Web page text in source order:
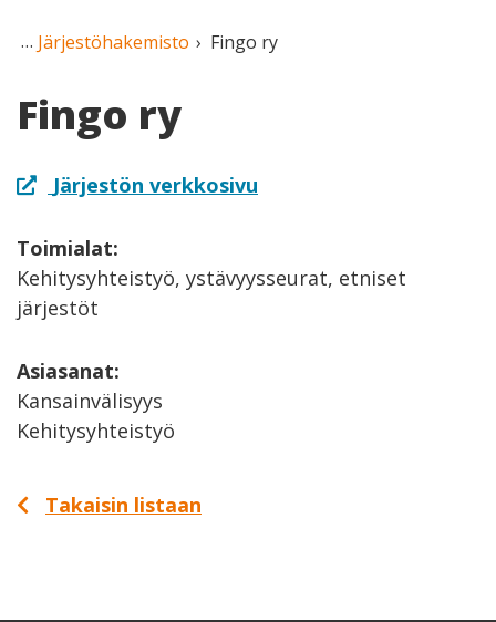
Järjestöhakemisto Fingo ry
Fingo ry
Järjestön verkkosivu
Toimialat:
Kehitysyhteistyö, ystävyysseurat, etniset
järjestöt
Asiasanat:
Kansainvälisyys
Kehitysyhteistyö
Takaisin listaan